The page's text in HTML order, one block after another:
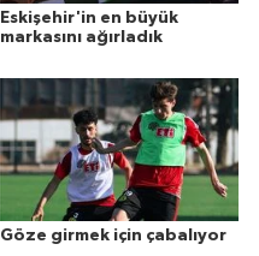
Eskişehir'in en büyük
markasını ağırladık
Göze girmek için çabalıyor